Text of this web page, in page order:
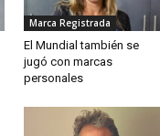
Marca Registrada
El Mundial también se
jugó con marcas
personales